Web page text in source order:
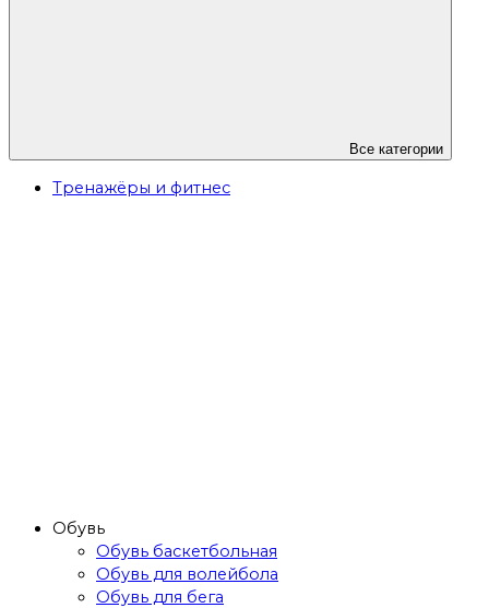
Все категории
Тренажёры и фитнес
Обувь
Обувь баскетбольная
Обувь для волейбола
Обувь для бега